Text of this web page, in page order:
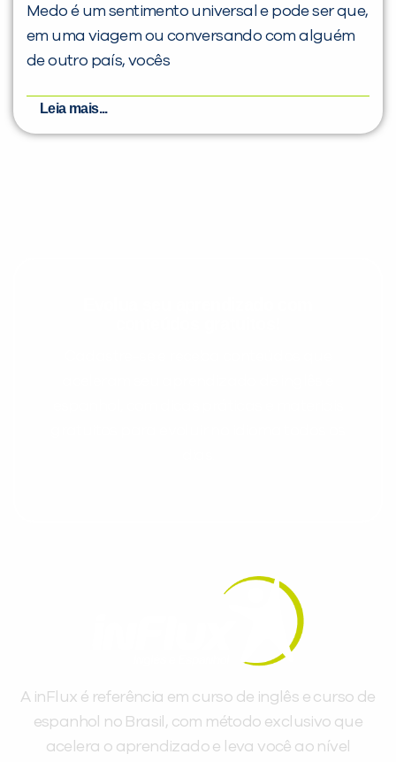
Medo é um sentimento universal e pode ser que,
em uma viagem ou conversando com alguém
de outro país, vocês
Leia mais...
A inFlux é referência em curso de inglês e curso de
espanhol no Brasil, com método exclusivo que
acelera o aprendizado e leva você ao nível